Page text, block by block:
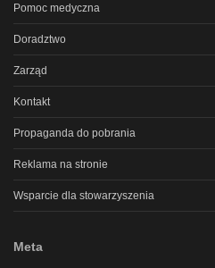
Pomoc medyczna
Doradztwo
Zarząd
Kontakt
Propaganda do pobrania
Reklama na stronie
Wsparcie dla stowarzyszenia
Meta